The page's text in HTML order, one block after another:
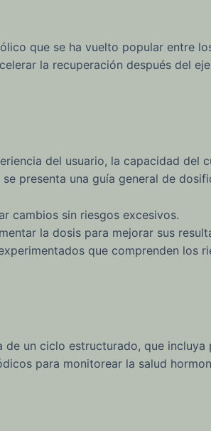
que se ha vuelto popular entre
la recuperación después del
del usuario, la capacidad del
presenta una guía general de
cambios sin riesgos excesivos.
la dosis para mejorar sus
que comprenden los
un ciclo estructurado, que incluya
para monitorear la salud